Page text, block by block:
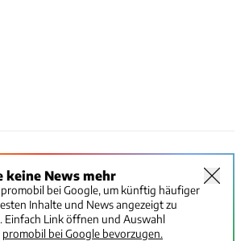
keine News mehr
promobil bei Google, um künftig häufiger
Inhalte und News angezeigt zu
Einfach Link öffnen und Auswahl
promobil bei Google bevorzugen.